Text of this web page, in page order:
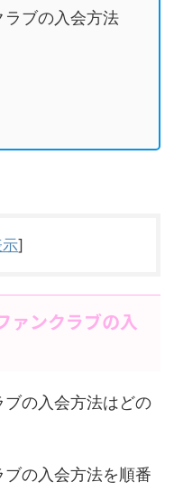
ラブの入会方法
]
ァンクラブの入
の入会方法はどの
の入会方法を順番